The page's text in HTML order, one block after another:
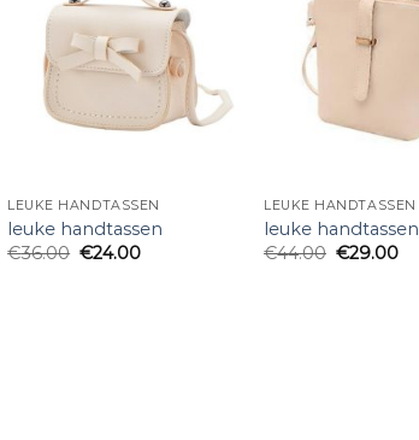
LEUKE HANDTASSEN
leuke handtassen
€36.00 €24.00
LEUKE HANDTASSEN
leuke handtassen
€44.00 €29.00